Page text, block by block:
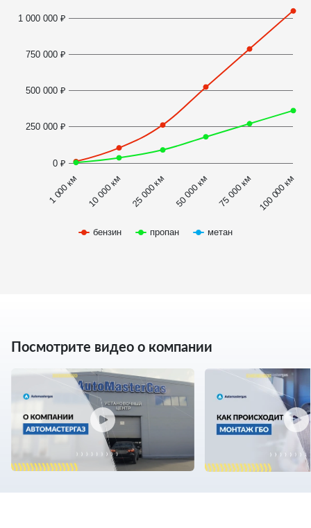
бензин пропан метан
1 000 км 10 000 км 25 000 км 50 000 км 75 000 км 100 000 км
0 ₽
250 000 ₽
500 000 ₽
750 000 ₽
1 000 000 ₽
Посмотрите видео о компании